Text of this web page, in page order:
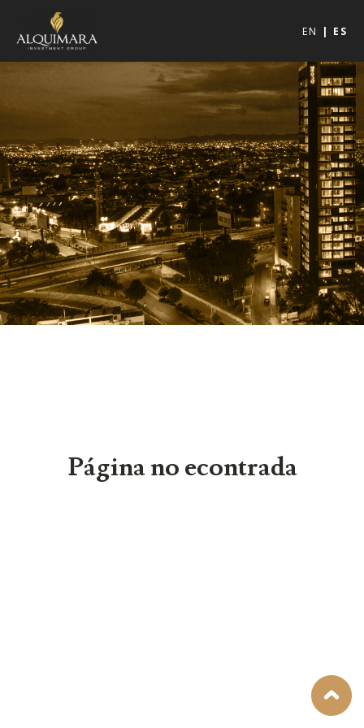
EN ES
Página no econtrada